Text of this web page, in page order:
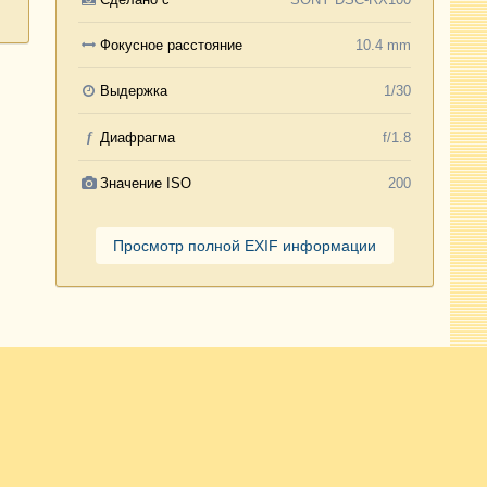
Фокусное расстояние 10.4 mm
Выдержка 1/30
f Диафрагма f/1.8
Значение ISO 200
Просмотр полной EXIF информации